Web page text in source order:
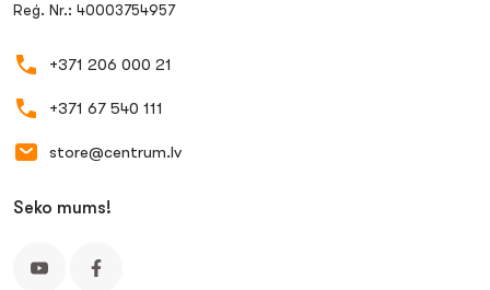
Reģ. Nr.: 40003754957
+371 206 000 21
+371 67 540 111
store@centrum.lv
Seko mums!